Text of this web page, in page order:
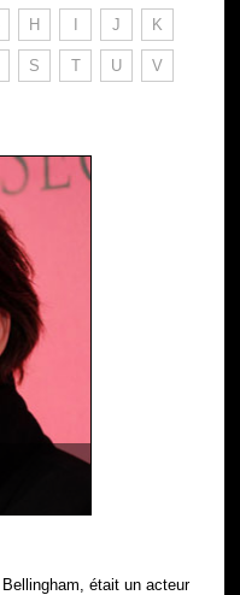
H I J K
S T U V
était un acteur